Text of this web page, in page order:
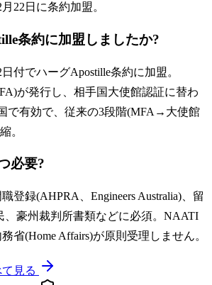
22日に条約加盟。
条約に加盟しましたか?
付でハーグApostille条約に加盟。
が発行し、相手国大使館認証に替わ
で有効で、従来の3段階(MFA→大使館
。
必要?
登録(AHPRA、Engineers Australia)、留
、豪州裁判所書類などに必須。NAATI
省(Home Affairs)が原則受理しません。
見る